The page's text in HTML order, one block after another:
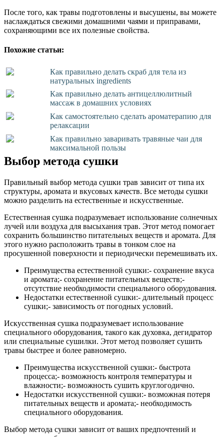
После того, как травы подготовлены и высушены, вы можете
наслаждаться свежими домашними чаями и приправами,
сохраняющими все их полезные свойства.
Похожие статьи:
Как правильно делать скраб для тела из
натуральных ingredients
Как правильно делать антицеллюлитный
массаж в домашних условиях
Как самостоятельно сделать ароматерапию для
релаксации
Как правильно заваривать травяные чаи для
максимальной пользы
Выбор метода сушки
Правильный выбор метода сушки трав зависит от типа их
структуры, аромата и вкусовых качеств. Все методы сушки
можно разделить на естественные и искусственные.
Естественная сушка подразумевает использование солнечных
лучей или воздуха для высыхания трав. Этот метод помогает
сохранить большинство питательных веществ и аромата. Для
этого нужно расположить травы в тонком слое на
просушенной поверхности и периодически перемешивать их.
Преимущества естественной сушки:- сохранение вкуса
и аромата;- сохранение питательных веществ;-
отсутствие необходимости специального оборудования.
Недостатки естественной сушки:- длительный процесс
сушки;- зависимость от погодных условий.
Искусственная сушка подразумевает использование
специального оборудования, такого как духовка, дегидратор
или специальные сушилки. Этот метод позволяет сушить
травы быстрее и более равномерно.
Преимущества искусственной сушки:- быстрота
процесса;- возможность контроля температуры и
влажности;- возможность сушить круглогодично.
Недостатки искусственной сушки:- возможная потеря
питательных веществ и аромата;- необходимость
специального оборудования.
Выбор метода сушки зависит от ваших предпочтений и